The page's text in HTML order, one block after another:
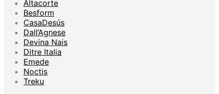
Altacorte
Besform
CasaDesús
Dall’Agnese
Devina Nais
Ditre Italia
Emede
Noctis
Treku